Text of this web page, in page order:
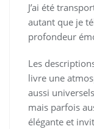
J’ai été
autant que je
profondeur
Les
livre une
aussi
mais parfois
élégante et